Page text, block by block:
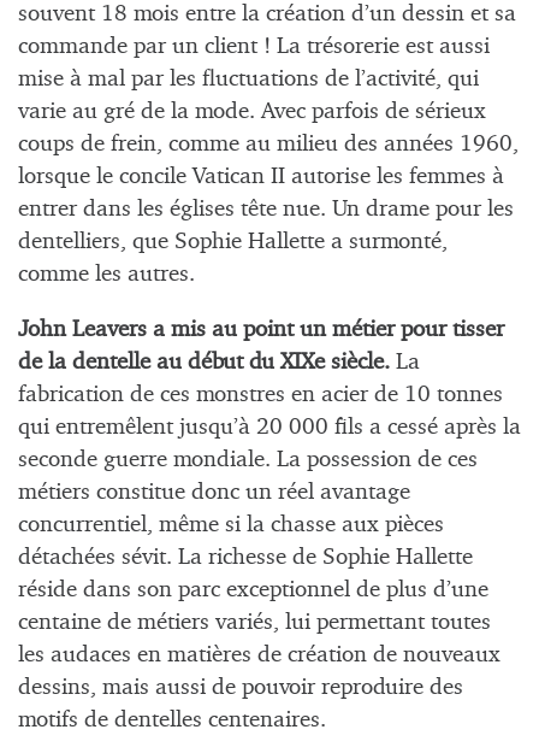
souvent 18 mois entre la création d’un dessin et sa
commande par un client ! La trésorerie est aussi
mise à mal par les fluctuations de l’activité, qui
varie au gré de la mode. Avec parfois de sérieux
coups de frein, comme au milieu des années 1960,
lorsque le concile Vatican II autorise les femmes à
entrer dans les églises tête nue. Un drame pour les
dentelliers, que Sophie Hallette a surmonté,
comme les autres.
John Leavers a mis au point un métier pour tisser
de la dentelle au début du XIXe siècle. La
fabrication de ces monstres en acier de 10 tonnes
qui entremêlent jusqu’à 20 000 fils a cessé après la
seconde guerre mondiale. La possession de ces
métiers constitue donc un réel avantage
concurrentiel, même si la chasse aux pièces
détachées sévit. La richesse de Sophie Hallette
réside dans son parc exceptionnel de plus d’une
centaine de métiers variés, lui permettant toutes
les audaces en matières de création de nouveaux
dessins, mais aussi de pouvoir reproduire des
motifs de dentelles centenaires.